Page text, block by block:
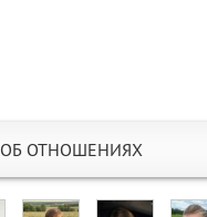
ОБ ОТНОШЕНИЯХ